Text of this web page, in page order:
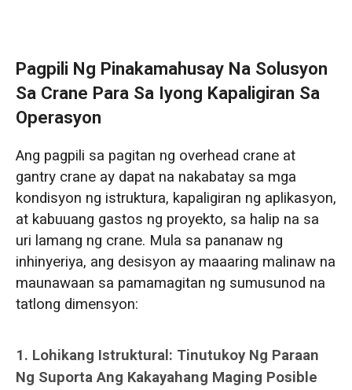
Pagpili Ng Pinakamahusay Na Solusyon
Sa Crane Para Sa Iyong Kapaligiran Sa
Operasyon
Ang pagpili sa pagitan ng overhead crane at
gantry crane ay dapat na nakabatay sa mga
kondisyon ng istruktura, kapaligiran ng aplikasyon,
at kabuuang gastos ng proyekto, sa halip na sa
uri lamang ng crane. Mula sa pananaw ng
inhinyeriya, ang desisyon ay maaaring malinaw na
maunawaan sa pamamagitan ng sumusunod na
tatlong dimensyon:
1. Lohikang Istruktural: Tinutukoy Ng Paraan
Ng Suporta Ang Kakayahang Maging Posible